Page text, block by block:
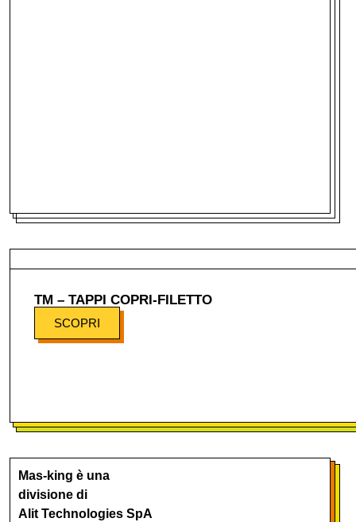
TM – TAPPI COPRI-FILETTO
SCOPRI
Mas-king è una
divisione di
Alit Technologies SpA